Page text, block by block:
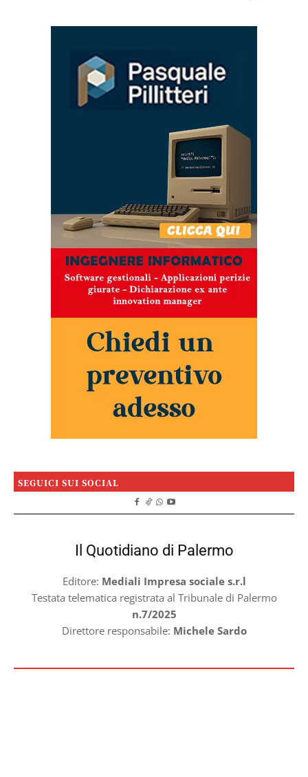
SEGUICI SUI SOCIAL
Il Quotidiano di Palermo
Editore: Mediali Impresa sociale s.r.l
Testata telematica registrata al Tribunale di Palermo
n.7/2025
Direttore responsabile: Michele Sardo